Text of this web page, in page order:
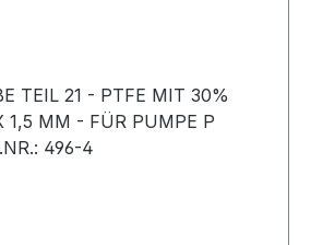
TEIL 21 - PTFE MIT 30%
1,5 MM - FÜR PUMPE P
496-4